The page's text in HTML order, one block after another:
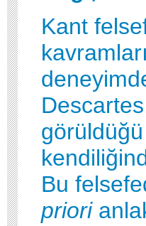
Kant
Bu
priori